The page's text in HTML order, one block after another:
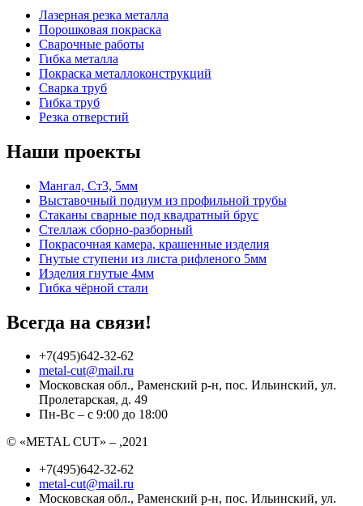
Лазерная резка металла
Порошковая покраска
Сварочные работы
Гибка металла
Покраска металлоконструкций
Сварка труб
Гибка труб
Резка отверстий
Наши проекты
Мангал, Ст3, 5мм
Выставочный подиум из профильной трубы
Стаканы сварные под квадратный брус
Стеллаж сборно-разборный
Покрасочная камера, крашенные изделия
Гнутые ступени из листа рифленого 5мм
Изделия гнутые 4мм
Гибка чёрной стали
Всегда на связи!
+7(495)642-32-62
metal-cut@mail.ru
Московская обл., Раменский р-н, пос. Ильинский, ул.
Пролетарская, д. 49
Пн-Вс – с 9:00 до 18:00
© «METAL CUT» – ,2021
+7(495)642-32-62
metal-cut@mail.ru
Московская обл., Раменский р-н, пос. Ильинский, ул.